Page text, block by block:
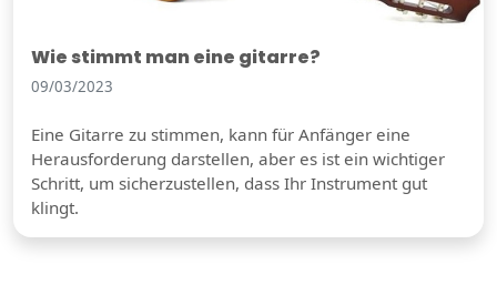
Wie stimmt man eine gitarre?
09/03/2023
Eine Gitarre zu stimmen, kann für Anfänger eine
Herausforderung darstellen, aber es ist ein wichtiger
Schritt, um sicherzustellen, dass Ihr Instrument gut
klingt.